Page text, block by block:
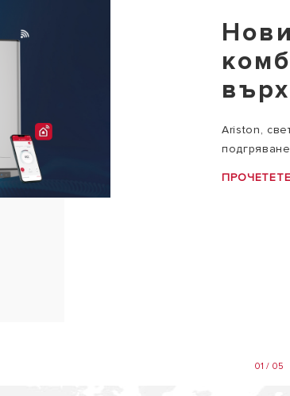
Ariston,
01 / 05